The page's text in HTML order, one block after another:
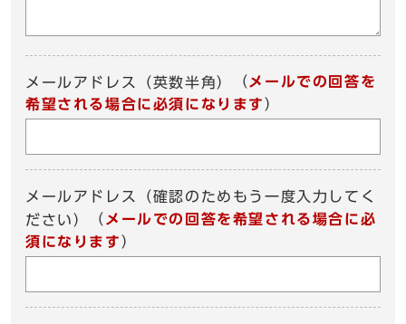
メールアドレス（英数半角） （ メールでの回答を
希望される場合に必須になります ）
メールアドレス（確認のためもう一度入力してく
ださい）
（ メールでの回答を希望される場合に必
須になります ）